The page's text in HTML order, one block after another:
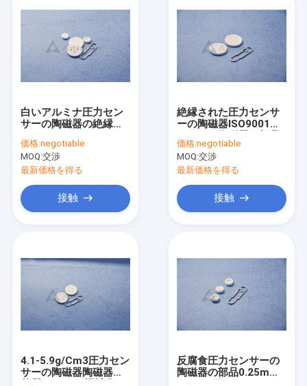
白いアルミナ圧力セン
サーの陶磁器の絶縁体
価格:negotiable
MOQ:交渉
最新価格を得る
接触
絶縁された圧力センサ
ーの陶磁器ISO9001ア
価格:negotiable
MOQ:交渉
最新価格を得る
接触
4.1-5.9g/Cm3圧力セン
サーの陶磁器陶磁器の
反腐食圧力センサーの
陶磁器の部品0.25mm-